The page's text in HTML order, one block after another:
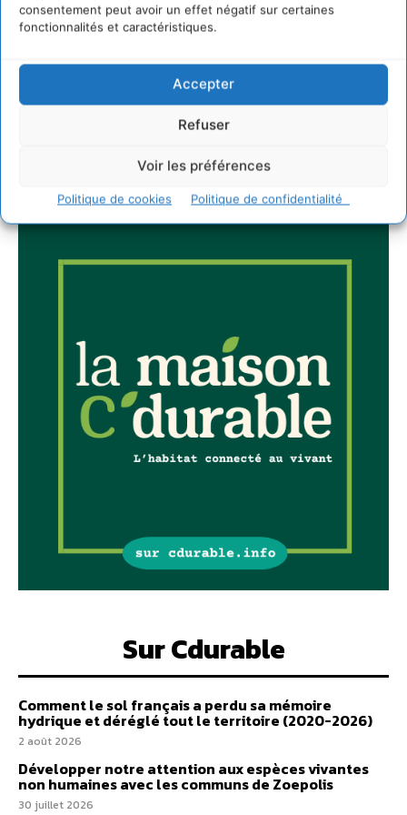
consentement peut avoir un effet négatif sur certaines
fonctionnalités et caractéristiques.
Accepter
Refuser
Voir les préférences
Politique de cookies Politique de confidentialité
Newsletter
JE M'ABONNE
Sur Cdurable
Comment le sol français a perdu sa mémoire
hydrique et déréglé tout le territoire (2020-2026)
2 août 2026
Développer notre attention aux espèces vivantes
non humaines avec les communs de Zoepolis
30 juillet 2026